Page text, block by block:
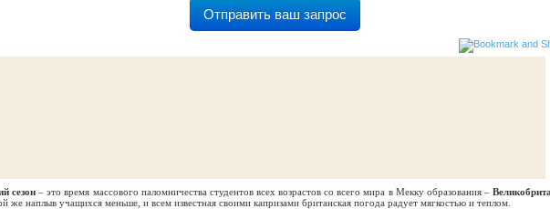
Отправить ваш запрос
сезон – это время массового паломничества студентов всех возрастов со всего мира в Мекку образования –
же наплыв учащихся меньше, и всем известная своими капризами британская погода радует мягкостью и теплом.